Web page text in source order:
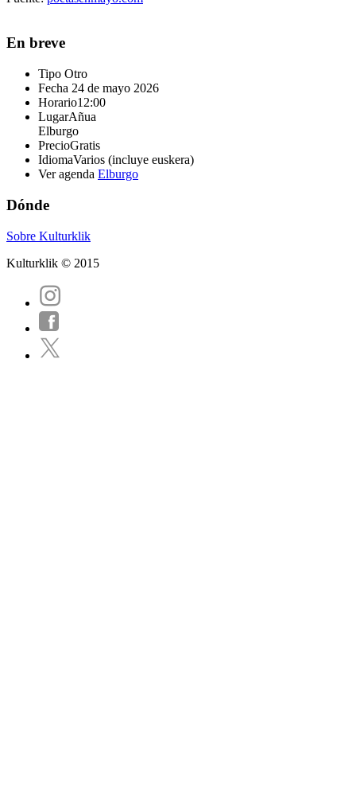
En breve
Tipo Otro
Fecha 24 de mayo 2026
Horario12:00
LugarAñua
Elburgo
PrecioGratis
IdiomaVarios (incluye euskera)
Ver agenda Elburgo
Dónde
Sobre Kulturklik
Kulturklik © 2015